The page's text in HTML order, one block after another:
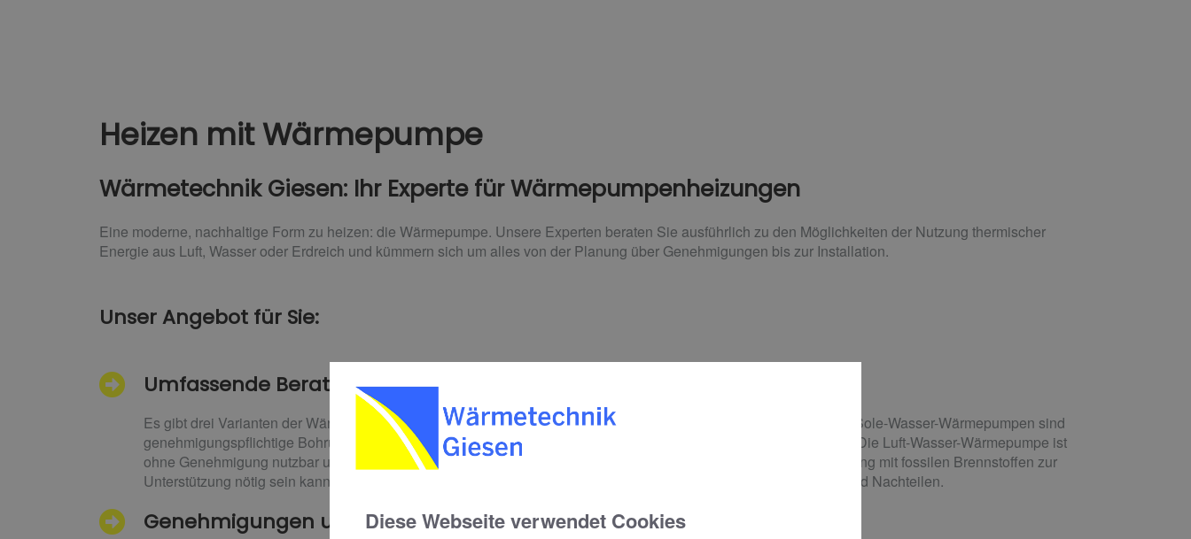
Heizen mit Wärmepumpe
Wärmetechnik Giesen: Ihr Experte für Wärmepumpenheizungen
Eine moderne, nachhaltige Form zu heizen: die Wärmepumpe. Unsere Experten beraten Sie ausführlich zu den Möglichkeiten der Nutzung thermischer
Energie aus Luft, Wasser oder Erdreich und kümmern sich um alles von der Planung über Genehmigungen bis zur Installation.
Unser Angebot für Sie:
Umfassende Beratung
Es gibt drei Varianten der Wärmepumpe: Wasser-Wasser, Luft-Wasser und Sole-Wasser. Für Wasser-Wasser- und Sole-Wasser-Wärmepumpen sind
genehmigungspflichtige Bohrungen nötig, um die Wärme aus dem Grundwasser bzw. dem Erdreich zu gewinnen. Die Luft-Wasser-Wärmepumpe ist
ohne Genehmigung nutzbar und gewinnt Wärme aus der Umgebungsluft – weshalb bei dieser Variante eine Heizung mit fossilen Brennstoffen zur
Unterstützung nötig sein kann. Wir beraten Sie ausführlich und individuell zu allen drei Optionen und deren Vor- und Nachteilen.
Genehmigungen und FördermittelDiese Webseite verwendet Cookies